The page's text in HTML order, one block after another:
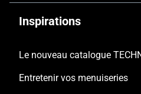
Inspirations
Entretenir vos menuiseries